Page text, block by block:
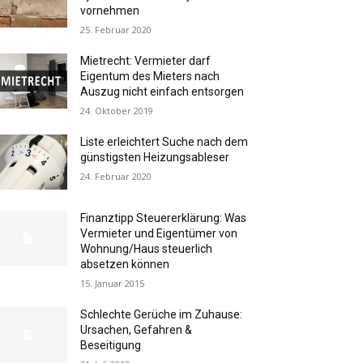
vornehmen
25. Februar 2020
Mietrecht: Vermieter darf
Eigentum des Mieters nach
Auszug nicht einfach entsorgen
24. Oktober 2019
Liste erleichtert Suche nach dem
günstigsten Heizungsableser
24. Februar 2020
Finanztipp Steuererklärung: Was
Vermieter und Eigentümer von
Wohnung/Haus steuerlich
absetzen können
15. Januar 2015
Schlechte Gerüche im Zuhause:
Ursachen, Gefahren &
Beseitigung